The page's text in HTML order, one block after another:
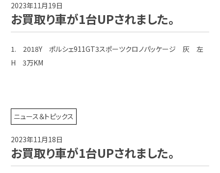
2023年11月19日
お買取り車が1台UPされました。
1. 2018Y ポルシェ911GT3スポーツクロノパッケージ 灰 左
H 3万KM
ニュース＆トピックス
2023年11月18日
お買取り車が1台UPされました。